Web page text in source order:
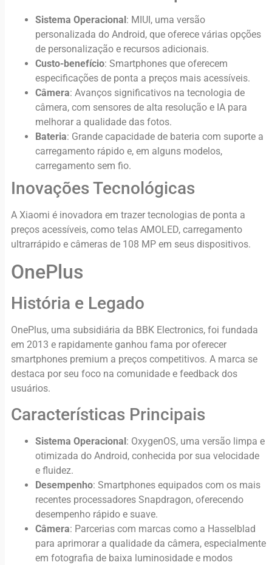
Sistema Operacional: MIUI, uma versão
personalizada do Android, que oferece várias opções
de personalização e recursos adicionais.
Custo-benefício: Smartphones que oferecem
especificações de ponta a preços mais acessíveis.
Câmera: Avanços significativos na tecnologia de
câmera, com sensores de alta resolução e IA para
melhorar a qualidade das fotos.
Bateria: Grande capacidade de bateria com suporte a
carregamento rápido e, em alguns modelos,
carregamento sem fio.
Inovações Tecnológicas
A Xiaomi é inovadora em trazer tecnologias de ponta a
preços acessíveis, como telas AMOLED, carregamento
ultrarrápido e câmeras de 108 MP em seus dispositivos.
OnePlus
História e Legado
OnePlus, uma subsidiária da BBK Electronics, foi fundada
em 2013 e rapidamente ganhou fama por oferecer
smartphones premium a preços competitivos. A marca se
destaca por seu foco na comunidade e feedback dos
usuários.
Características Principais
Sistema Operacional : OxygenOS, uma versão limpa e
otimizada do Android, conhecida por sua velocidade
e fluidez.
Desempenho: Smartphones equipados com os mais
recentes processadores Snapdragon, oferecendo
desempenho rápido e suave.
Câmera: Parcerias com marcas como a Hasselblad
para aprimorar a qualidade da câmera, especialmente
em fotografia de baixa luminosidade e modos